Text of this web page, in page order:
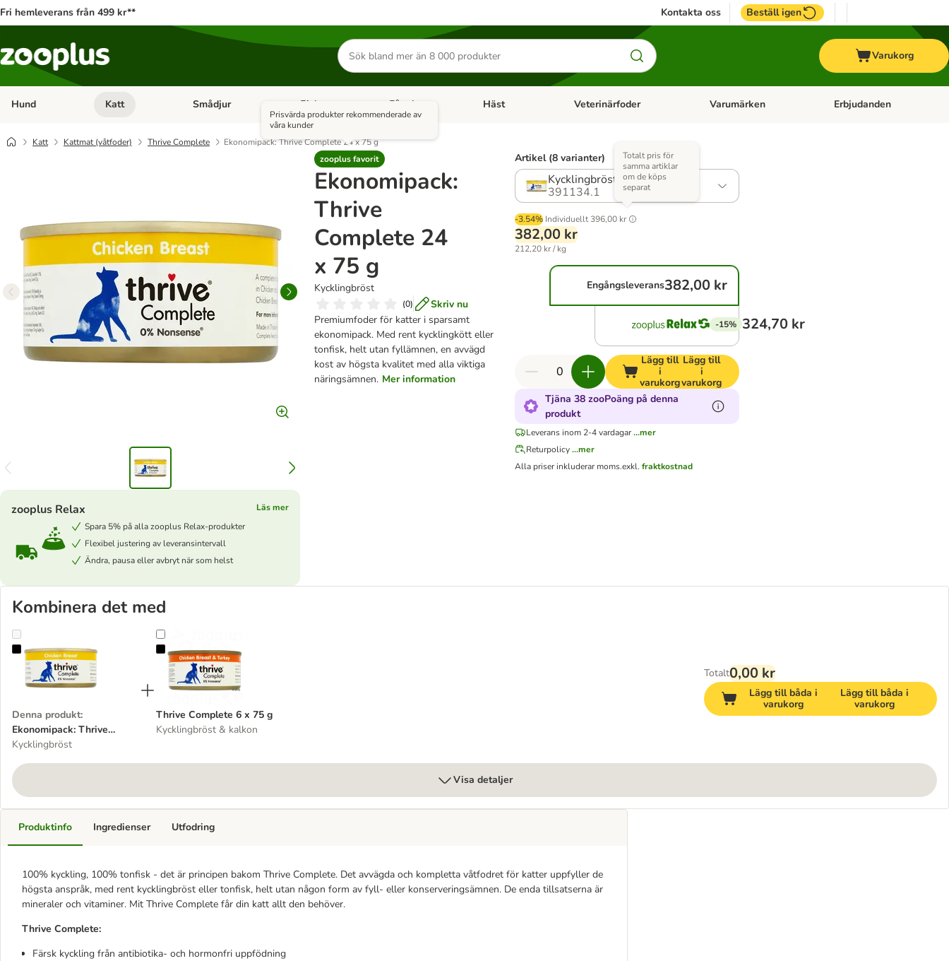
Fri hemleverans från 499 kr** Kontakta oss Beställ igen
Sök
efter
produkter
Varukorg
Hund Open category menu: Hund
Katt Open category menu: Katt
Smådjur Open category menu: Smådjur
Fisk Open category menu: Fisk
Fågel Open category menu: Fågel
Häst Open category menu: Häst
Veterinärfoder Open category menu: Veterinärfoder
Varumärken Open category menu:
Erbjudanden
Katt Kattmat (våtfoder) Thrive Complete
Ekonomipack: Thrive Complete 24 x 75 g
zooplus favorit
Prisvärda produkter rekommenderade av
våra kunder
Ekonomipack:
Thrive
Complete 24
x 75 g
Kycklingbröst
(0)
Skriv nu
Premiumfoder för katter i sparsamt
ekonomipack. Med rent kycklingkött eller
tonfisk, helt utan fyllämnen, en avvägd
kost av högsta kvalitet med alla viktiga
näringsämnen. Mer information
zooplus Relax
Läs mer
Spara 5% på alla zooplus Relax-produkter
Flexibel justering av leveransintervall
Ändra, pausa eller avbryt när som helst
Artikel (8 varianter)
Kycklingbröst
391134.1
-3.54% Individuellt 396,00 kr
Totalt pris för
samma artiklar
om de köps
separat
382,00 kr
212,20 kr / kg
Engångsleverans382,00 kr
-15% 324,70 kr
Lägg till
i
varukorg
Lägg till
i
varukorg
Tjäna 38 zooPoäng på denna
produkt
Leverans inom 2-4 vardagar...mer
Returpolicy...mer
Alla priser inkluderar moms.exkl.fraktkostnad
Kombinera det med
Ekonomipack: Thrive Complete 24 x 75 g
Denna produkt:
Ekonomipack: Thrive
Complete 24 x 75 g
Kycklingbröst
Thrive Complete 6 x 75 g
Thrive Complete 6 x 75 g
Kycklingbröst & kalkon
Totalt0,00 kr
Lägg till båda i
varukorg
Lägg till båda i
varukorg
Visa detaljer
Produktinfo
100% kyckling, 100% tonfisk - det är principen bakom Thrive Complete. Det avvägda och kompletta våtfodret för katter uppfyller de
högsta anspråk, med rent kycklingbröst eller tonfisk, helt utan någon form av fyll- eller konserveringsämnen. De enda tillsatserna är
mineraler och vitaminer. Mit Thrive Complete får din katt allt den behöver.
Thrive Complete:
Färsk kyckling från antibiotika- och hormonfri uppfödning
Ingredienser Utfodring